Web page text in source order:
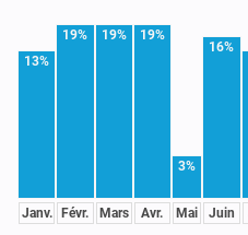
13%
Janv.
19%
Févr.
19%
Mars
19%
Avr.
3%
Mai
16%
Juin